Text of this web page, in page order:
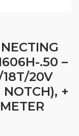
.50 –
20V
NOTCH), +